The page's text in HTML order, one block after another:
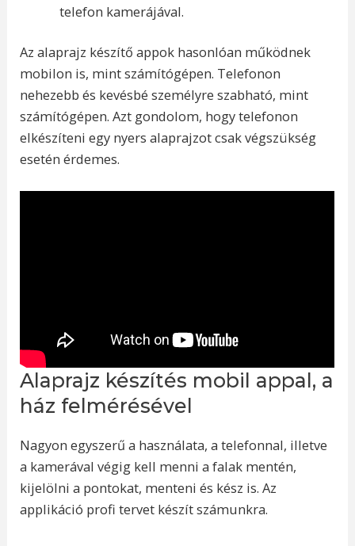
telefon kamerájával.
Az alaprajz készítő appok hasonlóan működnek
mobilon is, mint számítógépen. Telefonon
nehezebb és kevésbé személyre szabható, mint
számítógépen. Azt gondolom, hogy telefonon
elkészíteni egy nyers alaprajzot csak végszükség
esetén érdemes.
Alaprajz készítés mobil appal, a
ház felmérésével
Nagyon egyszerű a használata, a telefonnal, illetve
a kamerával végig kell menni a falak mentén,
kijelölni a pontokat, menteni és kész is. Az
applikáció profi tervet készít számunkra.